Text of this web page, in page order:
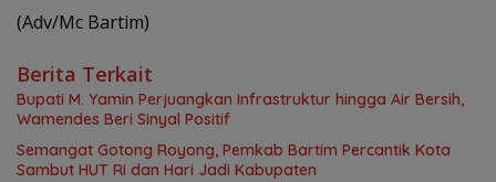
(Adv/Mc Bartim)
Berita Terkait
Bupati M. Yamin Perjuangkan Infrastruktur hingga Air Bersih,
Wamendes Beri Sinyal Positif
Semangat Gotong Royong, Pemkab Bartim Percantik Kota
Sambut HUT RI dan Hari Jadi Kabupaten